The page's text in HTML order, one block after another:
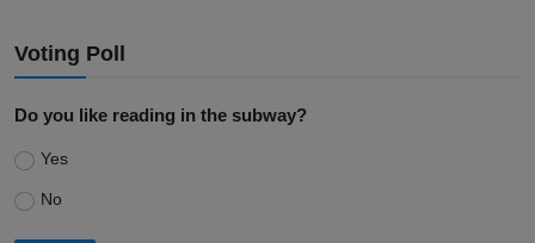
Voting Poll
Do you like reading in the subway?
Yes
No